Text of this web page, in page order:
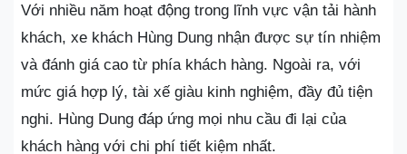
Với nhiều năm hoạt động trong lĩnh vực vận tải hành
khách, xe khách Hùng Dung nhận được sự tín nhiệm
và đánh giá cao từ phía khách hàng. Ngoài ra, với
mức giá hợp lý, tài xế giàu kinh nghiệm, đầy đủ tiện
nghi. Hùng Dung đáp ứng mọi nhu cầu đi lại của
khách hàng với chi phí tiết kiệm nhất.